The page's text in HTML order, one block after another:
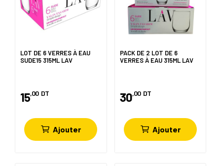
LOT DE 6 VERRES À EAU
SUDE15 315ML LAV
15,00 DT
Ajouter
PACK DE 2 LOT DE 6
VERRES À EAU 315ML LAV
30,00 DT
Ajouter